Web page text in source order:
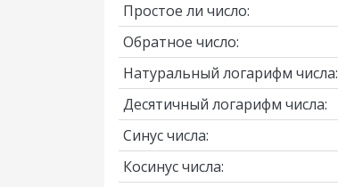
Простое ли число:
Обратное число:
Натуральный логарифм числа:
Десятичный логарифм числа:
Синус числа:
Косинус числа: